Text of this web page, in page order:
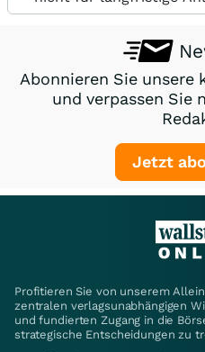
Abonnieren Sie
und verpassen Sie
Jetzt
Profitieren Sie von unserem
zentralen verlagsunabhängigen
und fundierten Zugang in die
strategische Entscheidungen zu